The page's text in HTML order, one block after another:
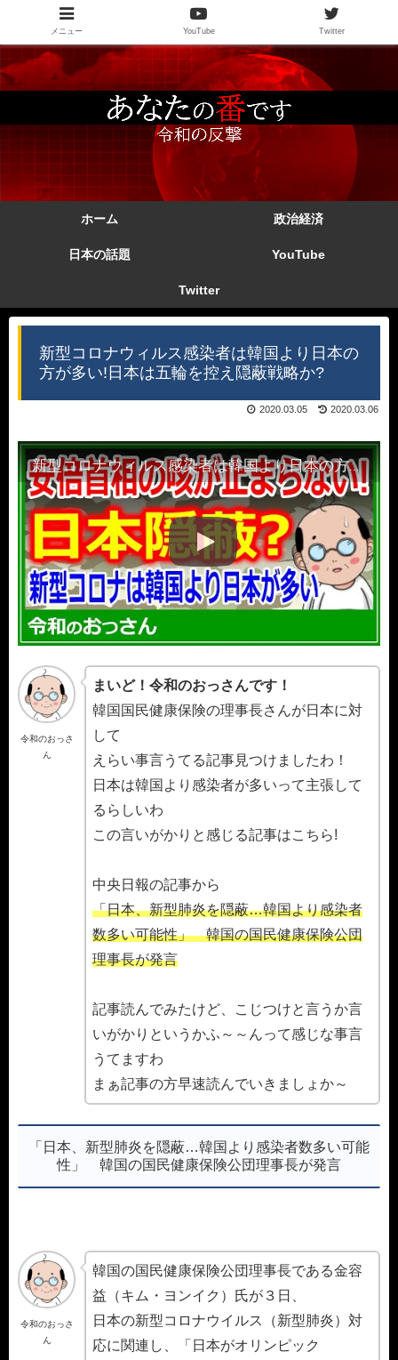
ホーム 政治経済
日本の話題 YouTube
Twitter
新型コロナウィルス感染者は韓国より日本の
方が多い!日本は五輪を控え隠蔽戦略か?
2020.03.06
2020.03.05
新型コロナウィルス感染者は韓国より日本の方が多い!日本は五輪を控え隠蔽戦略か?
令和のおっさ
ん
まいど！令和のおっさんです！
韓国国民健康保険の理事長さんが日本に対
して
えらい事言うてる記事見つけましたわ！
日本は韓国より感染者が多いって主張して
るらしいわ
この言いがかりと感じる記事はこちら!
中央日報の記事から
「日本、新型肺炎を隠蔽…韓国より感染者
数多い可能性」 韓国の国民健康保険公団
理事長が発言
記事読んでみたけど、こじつけと言うか言
いがかりというかふ～～んって感じな事言
うてますわ
まぁ記事の方早速読んでいきましょか～
「日本、新型肺炎を隠蔽…韓国より感染者数多い可能
性」 韓国の国民健康保険公団理事長が発言
令和のおっさ
ん
韓国の国民健康保険公団理事長である金容
益（キム・ヨンイク）氏が３日、
日本の新型コロナウイルス（新型肺炎）対
応に関連し、「日本がオリンピック
メニュー YouTube Twitter